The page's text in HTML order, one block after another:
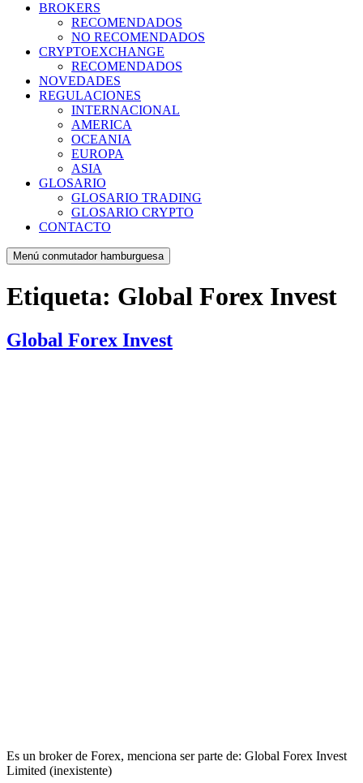
BROKERS
RECOMENDADOS
NO RECOMENDADOS
CRYPTOEXCHANGE
RECOMENDADOS
NOVEDADES
REGULACIONES
INTERNACIONAL
AMERICA
OCEANIA
EUROPA
ASIA
GLOSARIO
GLOSARIO TRADING
GLOSARIO CRYPTO
CONTACTO
Menú conmutador hamburguesa
Etiqueta: Global Forex Invest
Global Forex Invest
Es un broker de Forex, menciona ser parte de: Global Forex Invest
Limited (inexistente)